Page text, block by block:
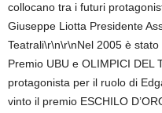
collocano tra i futuri
Giuseppe Liotta Presidente
Teatrali\r\n\r\nNel 2005 è
Premio UBU e OLIMPICI DEL
protagonista per il ruolo di
vinto il premio ESCHILO